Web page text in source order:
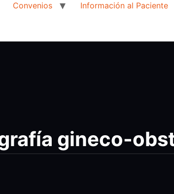
Convenios Información al Paciente
gineco-